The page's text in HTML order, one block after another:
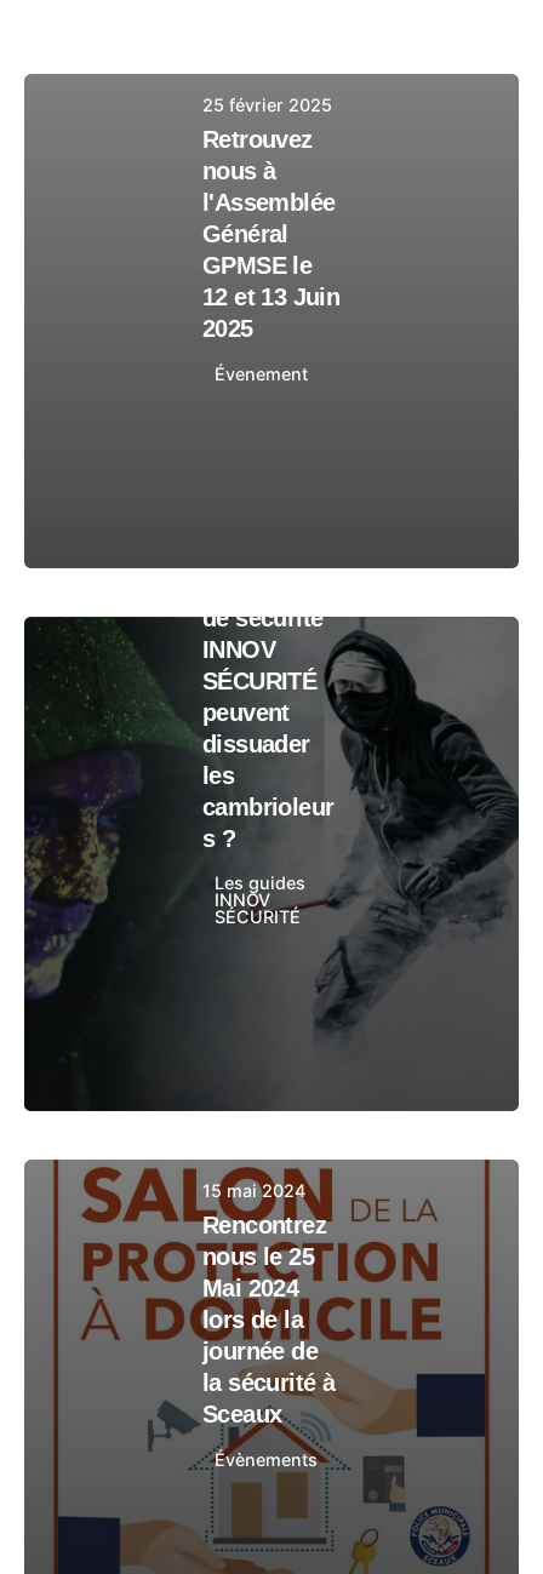
25 février 2025
Retrouvez
nous à
l'Assemblée
Général
GPMSE le
12 et 13 Juin
2025
Évenement
de sécurité
INNOV
SÉCURITÉ
peuvent
dissuader
les
cambrioleur
s ?
Les guides
INNOV
SÉCURITÉ
15 mai 2024
Rencontrez
nous le 25
Mai 2024
lors de la
journée de
la sécurité à
Sceaux
Évènements